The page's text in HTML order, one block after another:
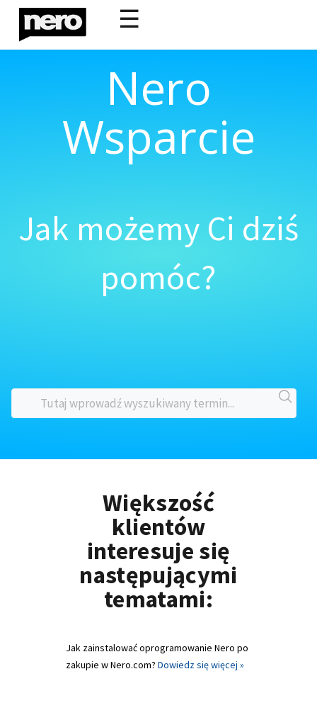
☰
Nero
Wsparcie
Jak możemy Ci dziś
pomóc?
Większość
klientów
interesuje się
następującymi
tematami:
Jak zainstalować oprogramowanie Nero po
zakupie w Nero.com? Dowiedz się więcej »